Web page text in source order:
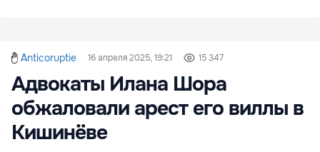
Anticoruptie 16 апреля 2025, 19:21 15 347
Адвокаты Илана Шора
обжаловали арест его виллы в
Кишинёве